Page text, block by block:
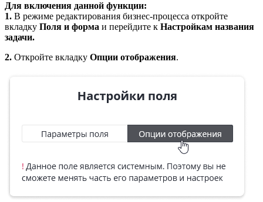
Для включения данной функции:
1. В режиме редактирования бизнес-процесса откройте
вкладку Поля и форма и перейдите к Настройкам названия
задачи.
2. Откройте вкладку Опции отображения.